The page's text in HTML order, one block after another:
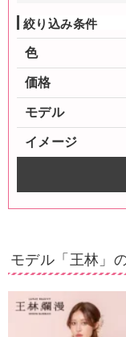
絞り込み条件
色
価格
モデル
イメージ
モデル「王林」